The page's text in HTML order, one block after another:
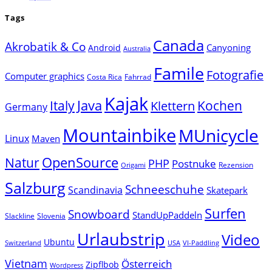
Tags
Akrobatik & Co Android Australia Canada Canyoning
Computer graphics Costa Rica Fahrrad Famile Fotografie
Germany Italy Java Kajak Klettern Kochen
Linux Maven MountainbikeMUnicycle
NaturOpenSource Origami PHP Postnuke Rezension
SalzburgScandinavia Schneeschuhe Skatepark
Slackline Slovenia Snowboard StandUpPaddeln Surfen
Switzerland Ubuntu Urlaubstrip USA VI-Paddling Video
Vietnam Wordpress Zipflbob Österreich